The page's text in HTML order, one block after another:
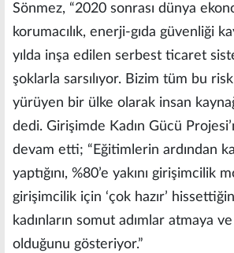
Sönmez, “2020 sonrası dünya
korumacılık, enerji-gıda güvenliği
yılda inşa edilen serbest ticaret
şoklarla sarsılıyor. Bizim tüm bu
yürüyen bir ülke olarak insan
dedi. Girişimde Kadın Gücü
devam etti; “Eğitimlerin ardından
yaptığını, %80’e yakını girişimcilik
girişimcilik için ‘çok hazır’
kadınların somut adımlar atmaya
olduğunu gösteriyor.”